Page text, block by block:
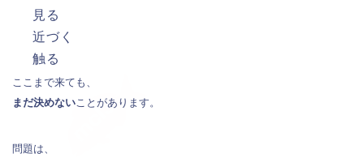
見る
近づく
触る
ここまで来ても、
まだ決めないことがあります。
問題は、